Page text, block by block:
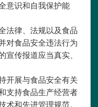
意识和自我保护能
律、法规以及食品
对食品安全违法行为
宣传报道应当真实、
展与食品安全有关
支持食品生产经营者
术和先进管理规范。